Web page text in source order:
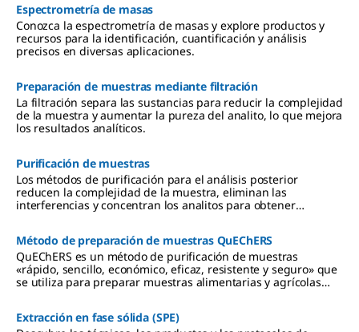
Espectrometría de masas
Conozca la espectrometría de masas y explore productos y
recursos para la identificación, cuantificación y análisis
precisos en diversas aplicaciones.
Preparación de muestras mediante filtración
La filtración separa las sustancias para reducir la complejidad
de la muestra y aumentar la pureza del analito, lo que mejora
los resultados analíticos.
Purificación de muestras
Los métodos de purificación para el análisis posterior
reducen la complejidad de la muestra, eliminan las
interferencias y concentran los analitos para obtener
Método de preparación de muestras QuEChERS
QuEChERS es un método de purificación de muestras
«rápido, sencillo, económico, eficaz, resistente y seguro» que
se utiliza para preparar muestras alimentarias y agrícolas
en fase sólida» (SPE).
Extracción en fase sólida (SPE)